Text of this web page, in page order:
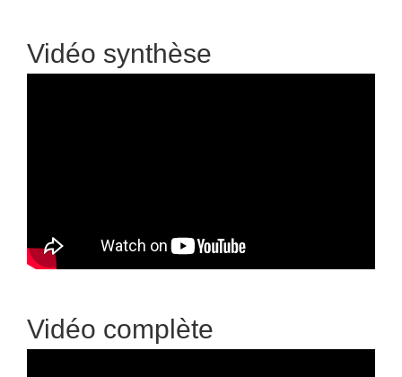
Vidéo synthèse
Vidéo complète